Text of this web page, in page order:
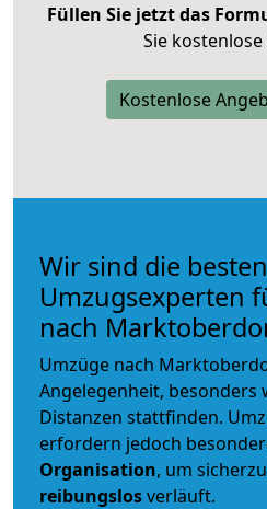
Füllen Sie jetzt das
Sie
Kostenlose
Wir sind die besten
Umzugsexperten
nach
Umzüge nach
Angelegenheit, besonders
Distanzen stattfinden.
erfordern jedoch
Organisation, um
reibungslosverläuft.